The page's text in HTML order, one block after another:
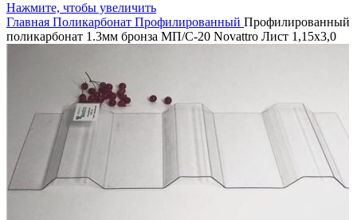
Нажмите, чтобы увеличить
Главная Поликарбонат Профилированный Профилированный
поликарбонат 1.3мм бронза МП/С-20 Novattro Лист 1,15х3,0